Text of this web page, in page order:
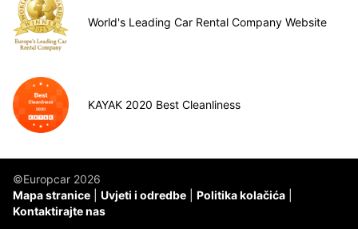
World's Leading Car Rental Company Website
KAYAK 2020 Best Cleanliness
©Europcar 2026
Mapa stranice
Uvjeti i odredbe
Politika kolačića
Kontaktirajte nas